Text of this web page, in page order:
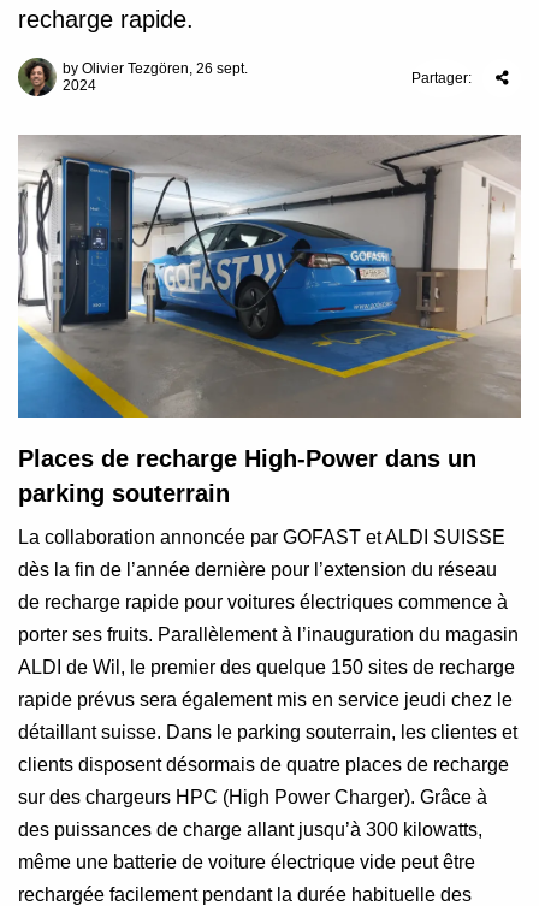
recharge rapide.
by Olivier Tezgören, 26 sept.
2024
Partager:
Places de recharge High-Power dans un
parking souterrain
La collaboration annoncée par GOFAST et ALDI SUISSE
dès la fin de l’année dernière pour l’extension du réseau
de recharge rapide pour voitures électriques commence à
porter ses fruits. Parallèlement à l’inauguration du magasin
ALDI de Wil, le premier des quelque 150 sites de recharge
rapide prévus sera également mis en service jeudi chez le
détaillant suisse. Dans le parking souterrain, les clientes et
clients disposent désormais de quatre places de recharge
sur des chargeurs HPC (High Power Charger). Grâce à
des puissances de charge allant jusqu’à 300 kilowatts,
même une batterie de voiture électrique vide peut être
rechargée facilement pendant la durée habituelle des